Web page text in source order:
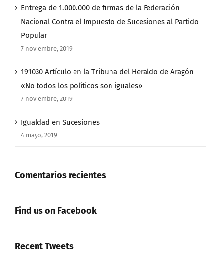
Entrega de 1.000.000 de firmas de la Federación
Nacional Contra el Impuesto de Sucesiones al Partido
Popular
7 noviembre, 2019
191030 Artículo en la Tribuna del Heraldo de Aragón
«No todos los políticos son iguales»
7 noviembre, 2019
Igualdad en Sucesiones
4 mayo, 2019
Comentarios recientes
Find us on Facebook
Recent Tweets